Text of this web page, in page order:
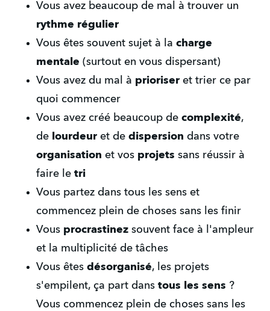
rythme régulier
​Vous êtes souvent sujet à la charge
mentale (surtout en vous dispersant)
​Vous avez du mal à prioriser et trier ce par
quoi commencer
​Vous avez créé beaucoup de complexité,
de lourdeur et de dispersion
organisation et vos projets sans réussir à
faire le tri
​Vous partez dans tous les sens et
commencez plein de choses sans les finir
Vous procrastinez souvent face à l'ampleur
et la multiplicité de tâches
​Vous êtes désorganisé, les projets
s'empilent, ça part dans tous les sens ?
Vous commencez plein de choses sans les